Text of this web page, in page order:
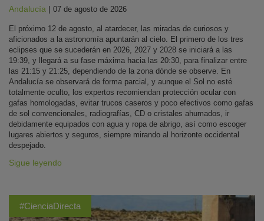
Andalucía | 07 de agosto de 2026
El próximo 12 de agosto, al atardecer, las miradas de curiosos y
aficionados a la astronomía apuntarán al cielo. El primero de los tres
eclipses que se sucederán en 2026, 2027 y 2028 se iniciará a las
19:39, y llegará a su fase máxima hacia las 20:30, para finalizar entre
las 21:15 y 21:25, dependiendo de la zona dónde se observe. En
Andalucía se observará de forma parcial, y aunque el Sol no esté
totalmente oculto, los expertos recomiendan protección ocular con
gafas homologadas, evitar trucos caseros y poco efectivos como gafas
de sol convencionales, radiografías, CD o cristales ahumados, ir
debidamente equipados con agua y ropa de abrigo, así como escoger
lugares abiertos y seguros, siempre mirando al horizonte occidental
despejado.
Sigue leyendo
#CienciaDirecta